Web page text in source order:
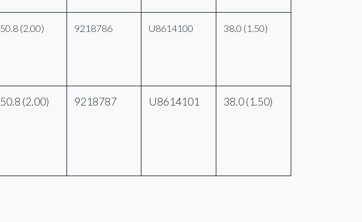
50.8 (2.00) 9218786 U8614100 38.0 (1.50)
50.8 (2.00) 9218787 U8614101 38.0 (1.50)